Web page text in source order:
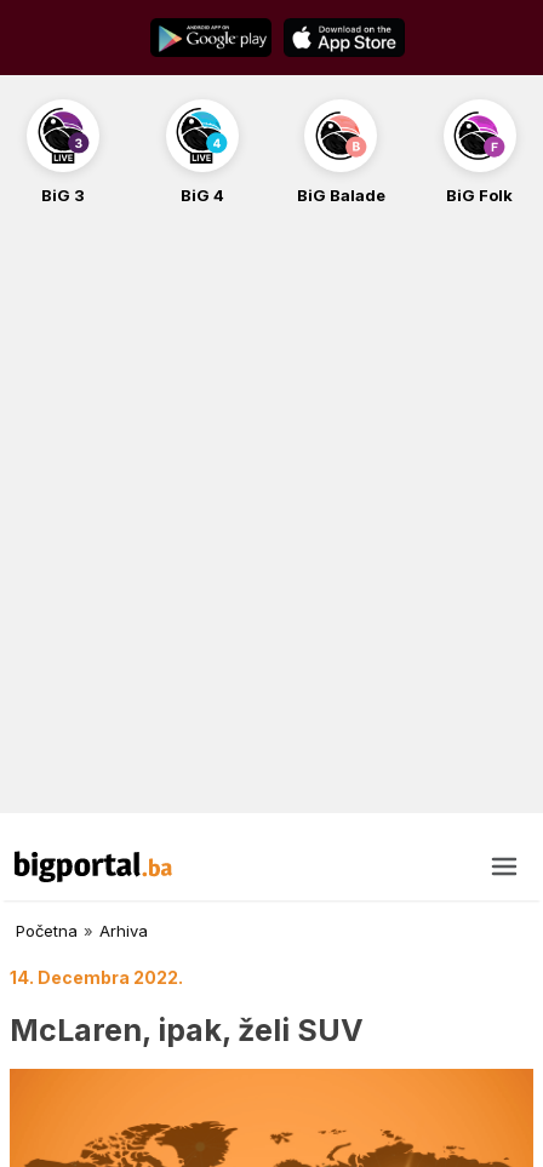
content
BiG 3 BiG 4 BiG Balade BiG Folk
Početna » Arhiva
14. Decembra 2022.
McLaren, ipak, želi SUV